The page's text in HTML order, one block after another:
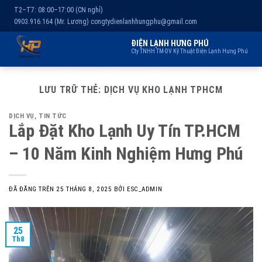
T2–T7: 08:00–17:00 (CN nghỉ)
0903.916.164 (Mr. Lương) congtydienlanhhungphu@gmail.com
ĐIỆN LẠNH HƯNG PHÚ
Cty TNHH TM-DV Kỹ Thuật Điện Lạnh Hưng Phú
dung
LƯU TRỮ THẺ: DỊCH VỤ KHO LẠNH TPHCM
DỊCH VỤ , TIN TỨC
Lắp Đặt Kho Lạnh Uy Tín TP.HCM
– 10 Năm Kinh Nghiệm Hưng Phú
ĐÃ ĐĂNG TRÊN 25 THÁNG 8, 2025 BỞI ESC_ADMIN
25
Th8